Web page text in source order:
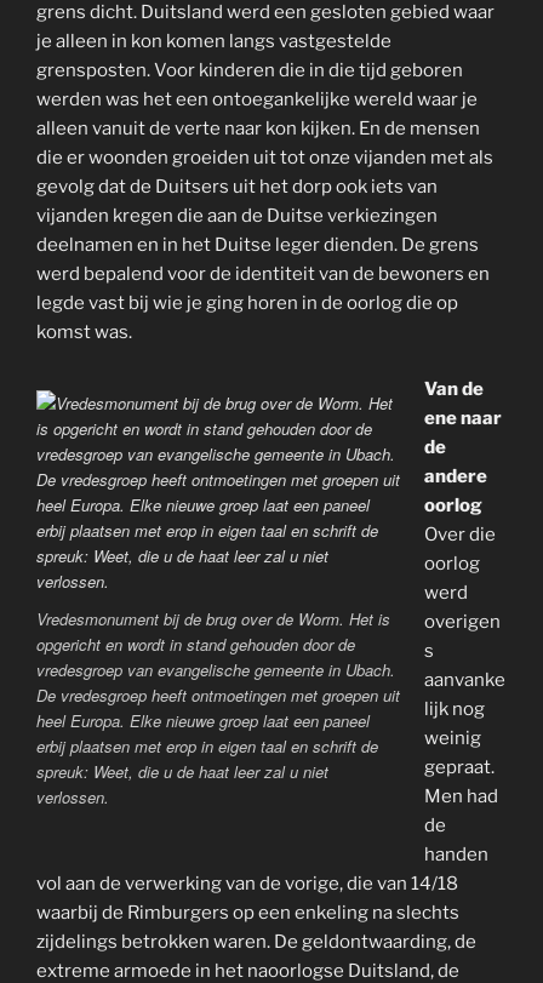
grens dicht. Duitsland werd een gesloten gebied waar
je alleen in kon komen langs vastgestelde
grensposten. Voor kinderen die in die tijd geboren
werden was het een ontoegankelijke wereld waar je
alleen vanuit de verte naar kon kijken. En de mensen
die er woonden groeiden uit tot onze vijanden met als
gevolg dat de Duitsers uit het dorp ook iets van
vijanden kregen die aan de Duitse verkiezingen
deelnamen en in het Duitse leger dienden. De grens
werd bepalend voor de identiteit van de bewoners en
legde vast bij wie je ging horen in de oorlog die op
komst was.
Vredesmonument bij de brug over de Worm. Het is
opgericht en wordt in stand gehouden door de
vredesgroep van evangelische gemeente in Ubach.
De vredesgroep heeft ontmoetingen met groepen uit
heel Europa. Elke nieuwe groep laat een paneel
erbij plaatsen met erop in eigen taal en schrift de
spreuk: Weet, die u de haat leer zal u niet
verlossen.
Van de
ene naar
de
andere
oorlog
Over die
oorlog
werd
overigen
s
aanvanke
lijk nog
weinig
gepraat.
Men had
de
handen
vol aan de verwerking van de vorige, die van 14/18
waarbij de Rimburgers op een enkeling na slechts
zijdelings betrokken waren. De geldontwaarding, de
extreme armoede in het naoorlogse Duitsland, de